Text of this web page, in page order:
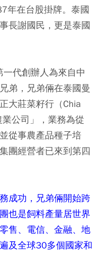
年在台股掛牌。泰國
長謝國民，更是泰國
代創辦人為來自中
弟，兄弟倆在泰國曼
大莊菜籽行（Chia
公司」，業務為從
從事農產品種子培
團經營者已來到第四
成功，兄弟倆開始跨
也是飼料產量居世界
售、電信、金融、地
及全球30多個國家和